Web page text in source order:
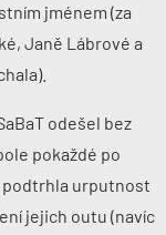
jménem (za
Janě Lábrové a
odešel bez
pokaždé po
podtrhla urputnost
jejich outu (navíc